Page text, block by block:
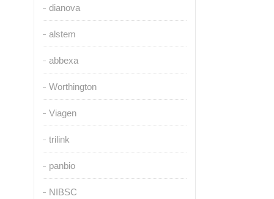
dianova
alstem
abbexa
Worthington
Viagen
trilink
panbio
NIBSC